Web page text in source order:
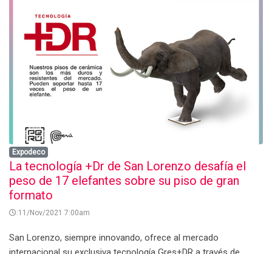
Expodeco
La tecnología +Dr de San Lorenzo desafía el
peso de 17 elefantes sobre su piso de gran
formato
:11/Nov/2021 7:00am
San Lorenzo, siempre innovando, ofrece al mercado